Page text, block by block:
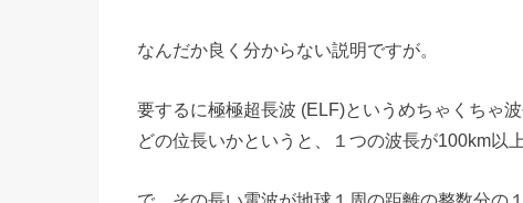
なんだか良く分からない説明ですが。
要するに極極超長波 (ELF)というめちゃくちゃ波
どの位長いかというと、１つの波長が100km以上